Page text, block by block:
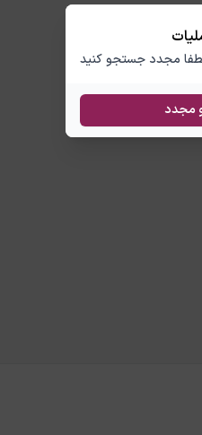
مجدد جستجو کنید
مجدد